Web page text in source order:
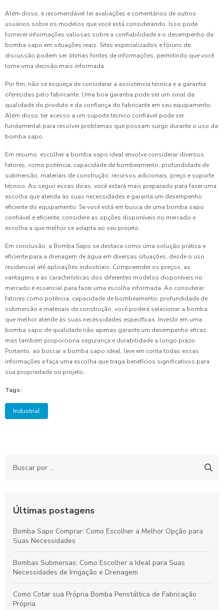
Além disso, é recomendável ler avaliações e comentários de outros
usuários sobre os modelos que você está considerando. Isso pode
fornecer informações valiosas sobre a confiabilidade e o desempenho da
bomba sapo em situações reais. Sites especializados e fóruns de
discussão podem ser ótimas fontes de informações, permitindo que você
tome uma decisão mais informada.
Por fim, não se esqueça de considerar a assistência técnica e a garantia
oferecidas pelo fabricante. Uma boa garantia pode ser um sinal da
qualidade do produto e da confiança do fabricante em seu equipamento.
Além disso, ter acesso a um suporte técnico confiável pode ser
fundamental para resolver problemas que possam surgir durante o uso da
bomba sapo.
Em resumo, escolher a bomba sapo ideal envolve considerar diversos
fatores, como potência, capacidade de bombeamento, profundidade de
submersão, materiais de construção, recursos adicionais, preço e suporte
técnico. Ao seguir essas dicas, você estará mais preparado para fazer uma
escolha que atenda às suas necessidades e garanta um desempenho
eficiente do equipamento. Se você está em busca de uma bomba sapo
confiável e eficiente, considere as opções disponíveis no mercado e
escolha a que melhor se adapta ao seu projeto.
Em conclusão, a Bomba Sapo se destaca como uma solução prática e
eficiente para a drenagem de água em diversas situações, desde o uso
residencial até aplicações industriais. Compreender os preços, as
vantagens e as características dos diferentes modelos disponíveis no
mercado é essencial para fazer uma escolha informada. Ao considerar
fatores como potência, capacidade de bombeamento, profundidade de
submersão e materiais de construção, você poderá selecionar a bomba
que melhor atende às suas necessidades específicas. Investir em uma
bomba sapo de qualidade não apenas garante um desempenho eficaz,
mas também proporciona segurança e durabilidade a longo prazo.
Portanto, ao buscar a bomba sapo ideal, leve em conta todas essas
informações e faça uma escolha que traga benefícios significativos para
sua propriedade ou projeto.
Tags:
Industrial
Últimas postagens
Bomba Sapo Comprar: Como Escolher a Melhor Opção para
Suas Necessidades
Bombas Submersas: Como Escolher a Ideal para Suas
Necessidades de Irrigação e Drenagem
Como Cotar sua Própria Bomba Peristáltica de Fabricação
Própria